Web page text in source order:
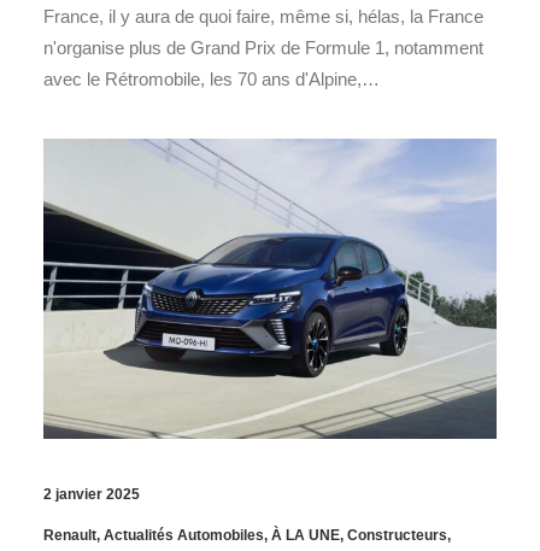
France, il y aura de quoi faire, même si, hélas, la France
n'organise plus de Grand Prix de Formule 1, notamment
avec le Rétromobile, les 70 ans d'Alpine,…
2 janvier 2025
Renault, Actualités Automobiles, À LA UNE, Constructeurs,